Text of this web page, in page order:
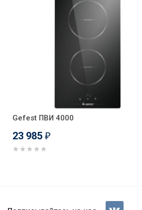
Gefest ПВИ 4000
23 985 ₽